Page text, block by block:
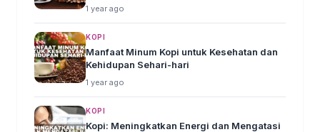
1 year ago
KOPI
Manfaat Minum Kopi untuk Kesehatan dan
Kehidupan Sehari-hari
1 year ago
KOPI
Kopi: Meningkatkan Energi dan Mengatasi